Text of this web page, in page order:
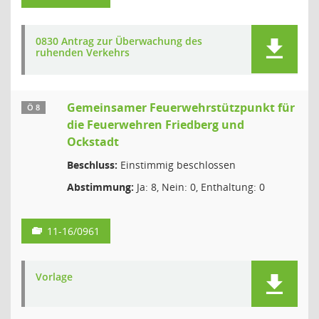
0830 Antrag zur Überwachung des
ruhenden Verkehrs
Ö 8
Gemeinsamer Feuerwehrstützpunkt für
die Feuerwehren Friedberg und
Ockstadt
Beschluss: Einstimmig beschlossen
Abstimmung: Ja: 8, Nein: 0, Enthaltung: 0
11-16/0961
Vorlage